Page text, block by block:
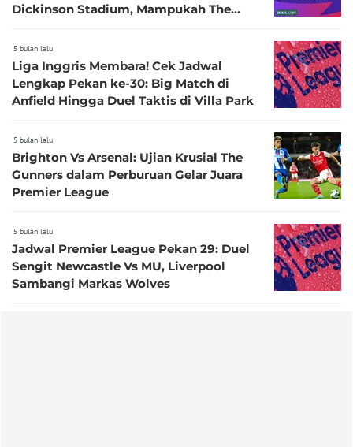
Dickinson Stadium, Mampukah The
5 bulan lalu
Liga Inggris Membara! Cek Jadwal
Lengkap Pekan ke-30: Big Match di
Anfield Hingga Duel Taktis di Villa Park
5 bulan lalu
Brighton Vs Arsenal: Ujian Krusial The
Gunners dalam Perburuan Gelar Juara
Premier League
5 bulan lalu
Jadwal Premier League Pekan 29: Duel
Sengit Newcastle Vs MU, Liverpool
Sambangi Markas Wolves